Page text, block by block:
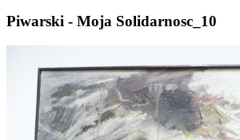
Piwarski - Moja Solidarnosc_10